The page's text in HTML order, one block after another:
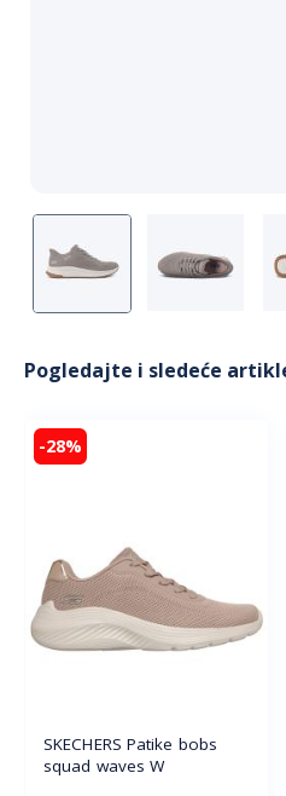
Pogledajte i sledeće
-28%
SKECHERS Patike bobs
squad waves W